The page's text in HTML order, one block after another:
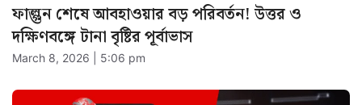
ফাল্গুন শেষে আবহাওয়ার বড় পরিবর্তন! উত্তর ও
দক্ষিণবঙ্গে টানা বৃষ্টির পূর্বাভাস
March 8, 2026 | 5:06 pm